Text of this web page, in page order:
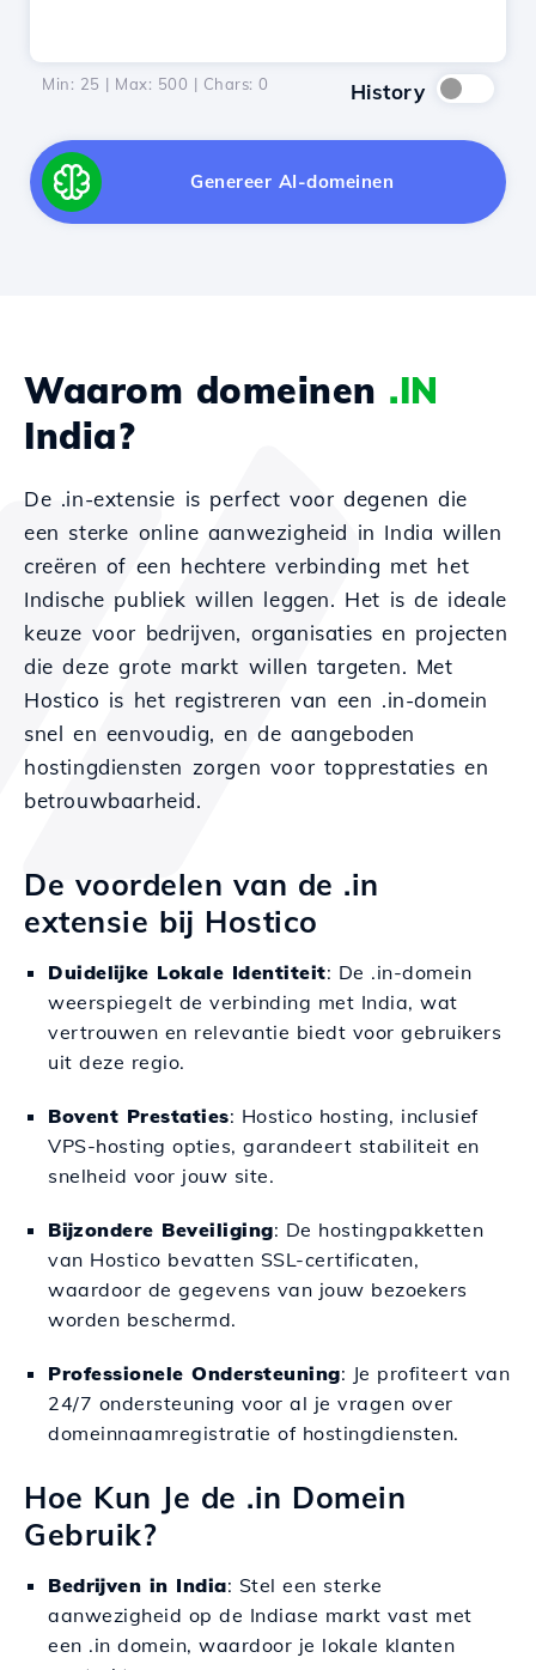
Min: 25 | Max: 500 | Chars: 0 History
Genereer AI-domeinen
Waarom domeinen .IN
India?
De .in-extensie is perfect voor degenen die
een sterke online aanwezigheid in India willen
creëren of een hechtere verbinding met het
Indische publiek willen leggen. Het is de ideale
keuze voor bedrijven, organisaties en projecten
die deze grote markt willen targeten. Met
Hostico is het registreren van een .in-domein
snel en eenvoudig, en de aangeboden
hostingdiensten zorgen voor topprestaties en
betrouwbaarheid.
De voordelen van de .in
extensie bij Hostico
Duidelijke Lokale Identiteit: De .in-domein
weerspiegelt de verbinding met India, wat
vertrouwen en relevantie biedt voor gebruikers
uit deze regio.
Bovent Prestaties: Hostico hosting, inclusief
VPS-hosting opties, garandeert stabiliteit en
snelheid voor jouw site.
Bijzondere Beveiliging: De hostingpakketten
van Hostico bevatten SSL-certificaten,
waardoor de gegevens van jouw bezoekers
worden beschermd.
Professionele Ondersteuning: Je profiteert van
24/7 ondersteuning voor al je vragen over
domeinnaamregistratie of hostingdiensten.
Hoe Kun Je de .in Domein
Gebruik?
Bedrijven in India: Stel een sterke
aanwezigheid op de Indiase markt vast met
een .in domein, waardoor je lokale klanten